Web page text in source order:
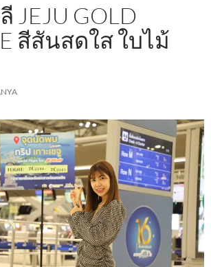
JEJU GOLD
สีสันสดใส ใบไม้